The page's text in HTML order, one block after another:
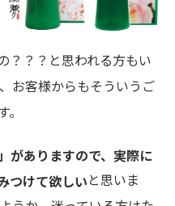
？？？と思われる方もい
お客様からもそういうご
がありますので、実際に
つけて欲しいと思いま